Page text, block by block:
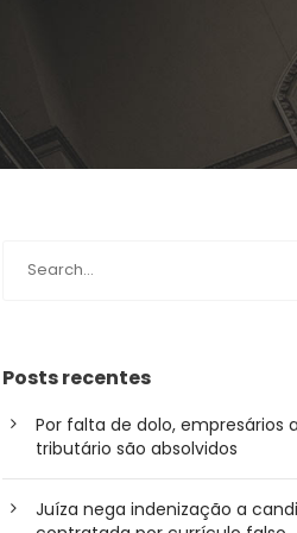
Posts recentes
Por falta de dolo, empresários
tributário são absolvidos
Juíza nega indenização a